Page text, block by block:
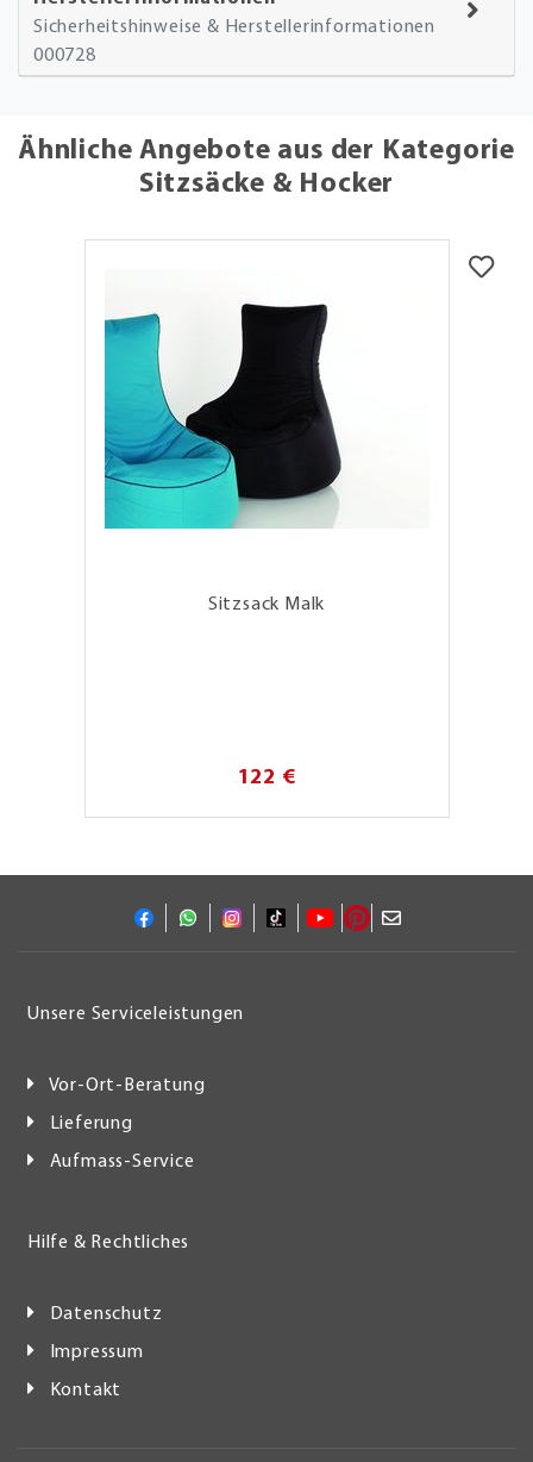
Sicherheitshinweise & Herstellerinformationen
000728
Ähnliche Angebote aus der Kategorie
Sitzsäcke & Hocker
Sitzsack Malk
122 €
Unsere Serviceleistungen
Vor-Ort-Beratung
Lieferung
Aufmass-Service
Hilfe & Rechtliches
Datenschutz
Impressum
Kontakt